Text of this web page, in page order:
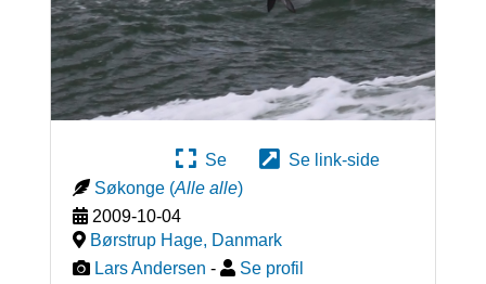
Se
Se link-side
Søkonge (Alle alle)
2009-10-04
Børstrup Hage, Danmark
Lars Andersen - Se profil